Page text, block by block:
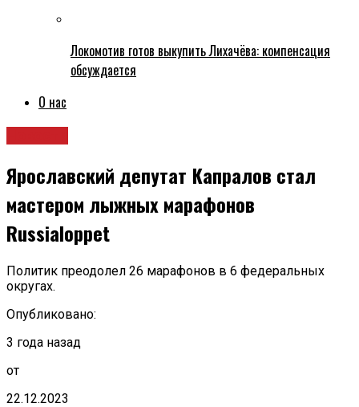
Локомотив готов выкупить Лихачёва: компенсация
обсуждается
О нас
Ярославский депутат Капралов стал
мастером лыжных марафонов
Russialoppet
Политик преодолел 26 марафонов в 6 федеральных
округах.
Опубликовано:
3 года назад
от
22.12.2023